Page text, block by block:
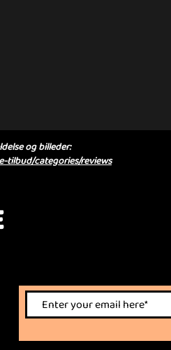
og billeder:
tilbud/categories/reviews